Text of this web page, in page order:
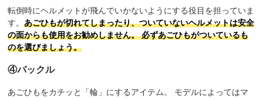
転倒時にヘルメットが飛んでいかないようにする役目を担っていま
す。あごひもが切れてしまったり、ついていないヘルメットは安全
の面からも使用をお勧めしません。 必ずあごひもがついているも
のを選びましょう。
④バックル
あごひもをカチッと「輪」にするアイテム。 モデルによってはマ